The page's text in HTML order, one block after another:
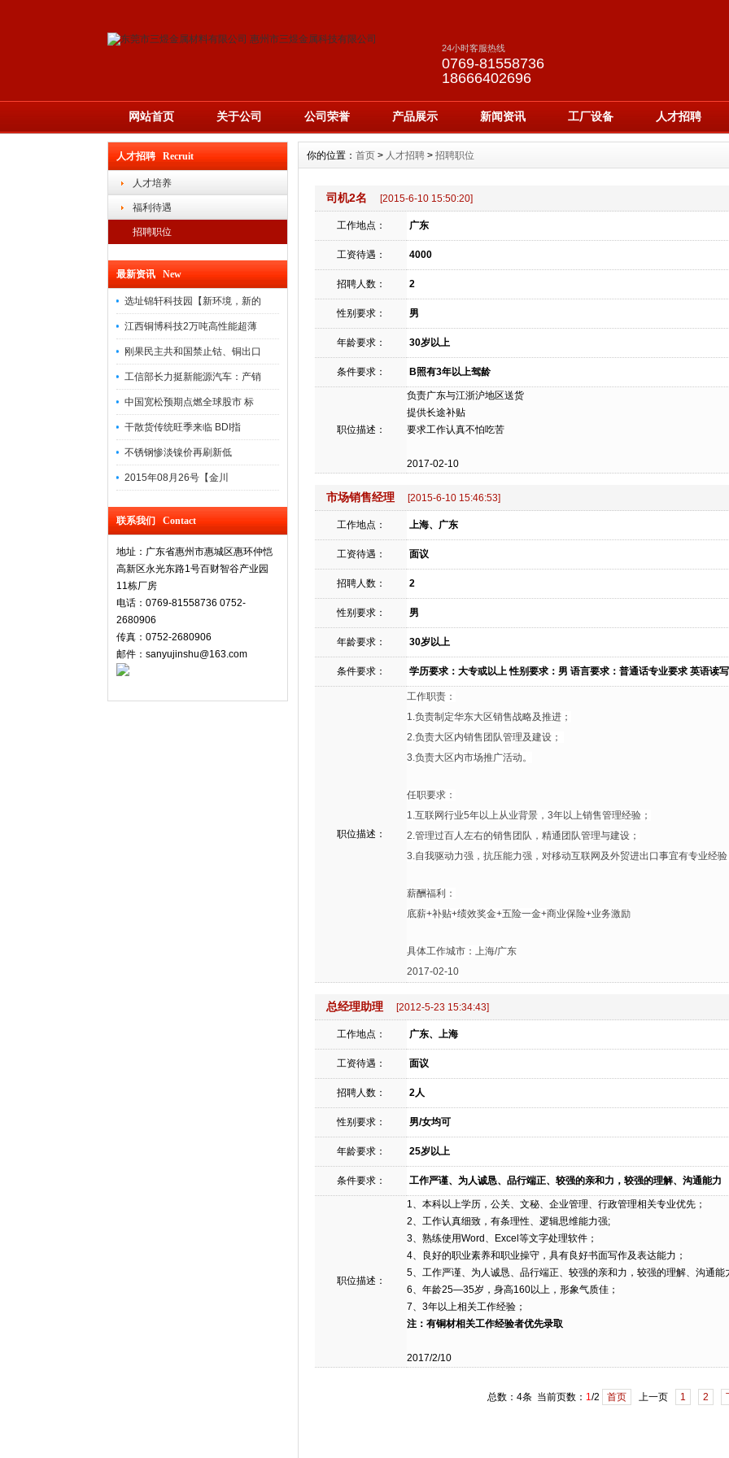
24小时客服热线
0769-81558736
18666402696
网站首页 关于公司 公司荣誉 产品展示 新闻资讯 工厂设备 人才招聘
人才招聘 Recruit
人才培养
福利待遇
招聘职位
最新资讯 New
选址锦轩科技园【新环境，新的
江西铜博科技2万吨高性能超薄
刚果民主共和国禁止钴、铜出口
工信部长力挺新能源汽车：产销
中国宽松预期点燃全球股市 标
干散货传统旺季来临 BDI指
不锈钢惨淡镍价再刷新低
2015年08月26号【金川
联系我们 Contact
地址：广东省惠州市惠城区惠环仲恺
高新区永光东路1号百财智谷产业园
11栋厂房
电话：0769-81558736 0752-
2680906
传真：0752-2680906
邮件：sanyujinshu@163.com
你的位置： 首页 > 人才招聘 > 招聘职位
司机2名 [2015-6-10 15:50:20]
工作地点： 广东
工资待遇： 4000
招聘人数： 2
性别要求： 男
年龄要求： 30岁以上
条件要求： B照有3年以上驾龄
职位描述：
负责广东与江浙沪地区送货
提供长途补贴
要求工作认真不怕吃苦
2017-02-10
市场销售经理 [2015-6-10 15:46:53]
工作地点： 上海、广东
工资待遇： 面议
招聘人数： 2
性别要求： 男
年龄要求： 30岁以上
条件要求： 学历要求：大专或以上 性别要求：男 语言要求：普通话专业要求 英语读
职位描述：
工作职责：
1.负责制定华东大区销售战略及推进；
2.负责大区内销售团队管理及建设；
3.负责大区内市场推广活动。
任职要求：
1.互联网行业5年以上从业背景，3年以上销售管理经验；
2.管理过百人左右的销售团队，精通团队管理与建设；
3.自我驱动力强，抗压能力强，对移动互联网及外贸进出口事宜有专业经验
薪酬福利：
底薪+补贴+绩效奖金+五险一金+商业保险+业务激励
具体工作城市：上海/广东
2017-02-10
总经理助理 [2012-5-23 15:34:43]
工作地点： 广东、上海
工资待遇： 面议
招聘人数： 2人
性别要求： 男/女均可
年龄要求： 25岁以上
条件要求： 工作严谨、为人诚恳、品行端正、较强的亲和力，较强的理解、沟通能力
职位描述：
1、本科以上学历，公关、文秘、企业管理、行政管理相关专业优先；
2、工作认真细致，有条理性、逻辑思维能力强;
3、熟练使用Word、Excel等文字处理软件；
4、良好的职业素养和职业操守，具有良好书面写作及表达能力；
5、工作严谨、为人诚恳、品行端正、较强的亲和力，较强的理解、沟通
6、年龄25—35岁，身高160以上，形象气质佳；
7、3年以上相关工作经验；
注：有铜材相关工作经验者优先录取
2017/2/10
总数：4条 当前页数： 1/2 首页 上一页 1 2